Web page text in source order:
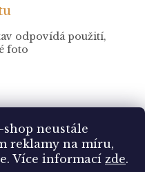
neustále
reklamy na míru,
Více informací zde.
odpovídá použití,
foto